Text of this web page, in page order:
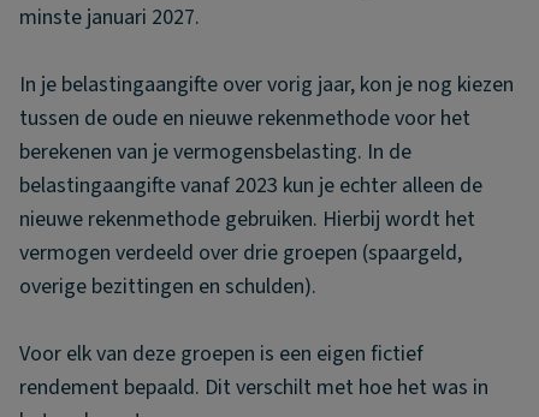
minste januari 2027.
In je belastingaangifte over vorig jaar, kon je nog kiezen
tussen de oude en nieuwe rekenmethode voor het
berekenen van je vermogensbelasting. In de
belastingaangifte vanaf 2023 kun je echter alleen de
nieuwe rekenmethode gebruiken. Hierbij wordt het
vermogen verdeeld over drie groepen (spaargeld,
overige bezittingen en schulden).
Voor elk van deze groepen is een eigen fictief
rendement bepaald. Dit verschilt met hoe het was in